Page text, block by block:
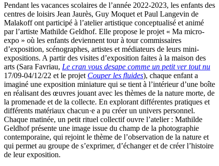
Pendant les vacances scolaires de l’année 2022-2023, les enfants des
centres de loisirs Jean Jaurès, Guy Moquet et Paul Langevin de
Malakoff ont participé à l’atelier artistique conceptualisé et animé
par l’artiste Mathilde Geldhof. Elle propose le projet « Ma micro-
expo » où les enfants deviennent tour à tour commissaires
d’exposition, scénographes, artistes et médiateurs de leurs mini-
expositions. A partir des visites d’exposition faites à la maison des
arts (Sara Favriau, Le cran vous desape comme un petit ver tout nu
17/09-04/12/22 et le projet Couper les fluides), chaque enfant a
imaginé une exposition miniature qui se tient à l’intérieur d’une boîte
en réalisant des œuvres jouant avec les thèmes de la nature morte, de
la promenade et de la collecte. En explorant différentes pratiques et
différents matériaux chacun·e a pu créer un univers personnel.
Chaque matinée, un petit rituel collectif ouvre l’atelier : Mathilde
Geldhof présente une image issue du champ de la photographie
contemporaine, qui rejoint le thème de l’observation de la nature et
qui permet au groupe de s’exprimer, d’échanger et de créer l’histoire
de leur exposition.